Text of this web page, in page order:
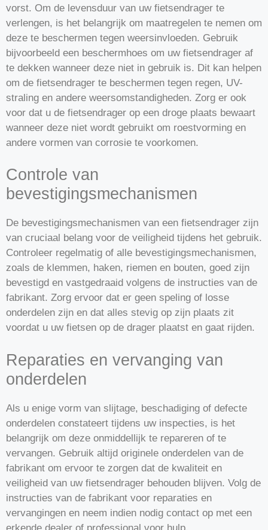
vorst. Om de levensduur van uw fietsendrager te
verlengen, is het belangrijk om maatregelen te nemen om
deze te beschermen tegen weersinvloeden. Gebruik
bijvoorbeeld een beschermhoes om uw fietsendrager af
te dekken wanneer deze niet in gebruik is. Dit kan helpen
om de fietsendrager te beschermen tegen regen, UV-
straling en andere weersomstandigheden. Zorg er ook
voor dat u de fietsendrager op een droge plaats bewaart
wanneer deze niet wordt gebruikt om roestvorming en
andere vormen van corrosie te voorkomen.
Controle van
bevestigingsmechanismen
De bevestigingsmechanismen van een fietsendrager zijn
van cruciaal belang voor de veiligheid tijdens het gebruik.
Controleer regelmatig of alle bevestigingsmechanismen,
zoals de klemmen, haken, riemen en bouten, goed zijn
bevestigd en vastgedraaid volgens de instructies van de
fabrikant. Zorg ervoor dat er geen speling of losse
onderdelen zijn en dat alles stevig op zijn plaats zit
voordat u uw fietsen op de drager plaatst en gaat rijden.
Reparaties en vervanging van
onderdelen
Als u enige vorm van slijtage, beschadiging of defecte
onderdelen constateert tijdens uw inspecties, is het
belangrijk om deze onmiddellijk te repareren of te
vervangen. Gebruik altijd originele onderdelen van de
fabrikant om ervoor te zorgen dat de kwaliteit en
veiligheid van uw fietsendrager behouden blijven. Volg de
instructies van de fabrikant voor reparaties en
vervangingen en neem indien nodig contact op met een
erkende dealer of professional voor hulp.